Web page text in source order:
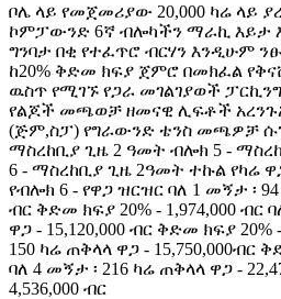
ቦሌ ላይ የመጀመሪያው 20,000 ካሬ ላይ
ኮምፓውንድ 6ኛ ብሎካችን ማራኪ እይታ
ግንባታ በቂ የተፈጥሮ ብርሃን እንዲሁም
ከ20% ቅድመ ክፍያ ጀምሮ በመክፈል
ዉስጥ የሚገኙ የጋራ መገልገያወች
የልጆች መጫወቻ ዘመናዊ ሊፍቶች
(ጅም,ስፓ) የግራውንድ ቴንስ መጫዎቻ
ማስረከቢያ ጊዜ 2 ዓመት ብሎክ 5 -
6 - ማስረከቢያ ጊዜ 2ዓመት ተኩል የካሬ ዋጋ
የብሎክ 6 - የዋጋ ዝርዝር ባለ 1 መኝታ ፡
ብር ቅድመ ክፍያ 20% - 1,974,000 ብር
ዋጋ - 15,120,000 ብር ቅድመ ክፍያ 20%
150 ካሬ ጠቅላላ ዋጋ - 15,750,000ብር
ባለ 4 መኝታ ፡ 216 ካሬ ጠቅላላ ዋጋ -
4,536,000 ብር